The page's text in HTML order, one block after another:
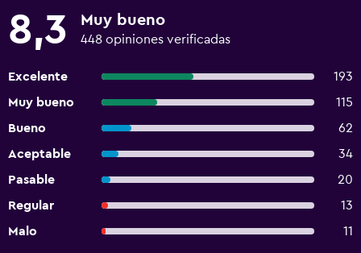
8,3 Muy bueno
448 opiniones verificadas
Excelente
193
Muy bueno
115
Bueno
62
Aceptable
34
Pasable
20
Regular
13
Malo
11